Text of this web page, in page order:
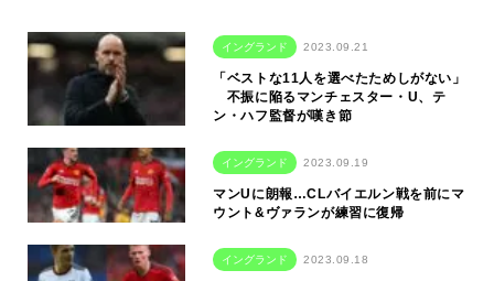
イングランド 2023.09.21
「ベストな11人を選べたためしがない」
不振に陥るマンチェスター・U、テ
ン・ハフ監督が嘆き節
イングランド 2023.09.19
マンUに朗報…CLバイエルン戦を前にマ
ウント&ヴァランが練習に復帰
イングランド 2023.09.18